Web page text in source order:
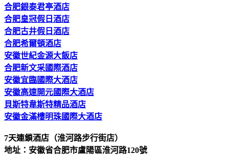
合肥銀泰君亭酒店
合肥皇冠假日酒店
合肥古井假日酒店
合肥希爾頓酒店
安徽世紀金源大飯店
合肥新文采國際酒店
安徽宜臨國際大酒店
安徽高速開元國際大酒店
貝斯特韋斯特精品酒店
安徽金滿樓明珠國際大酒店
7天連鎖酒店（淮河路步行街店）
地址：安徽省合肥市盧陽區淮河路120號